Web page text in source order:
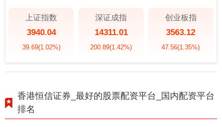
上证指数
3940.04
39.69(1.02%)
深证成指
14311.01
200.89(1.42%)
创业板指
3563.12
47.56(1.35%)
香港恒信证券_最好的股票配资平台_国内配资平台
排名